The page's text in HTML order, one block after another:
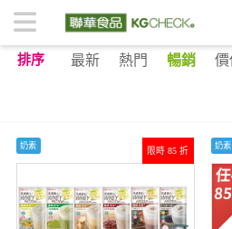
推薦專區 | KGCHECK聯華食品生醫
排序 最新 熱門 暢銷 價
限時 85 折
奶素 奶素